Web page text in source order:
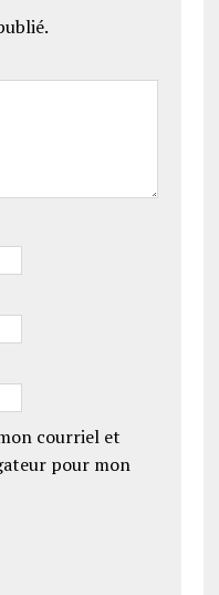
courriel et
pour mon